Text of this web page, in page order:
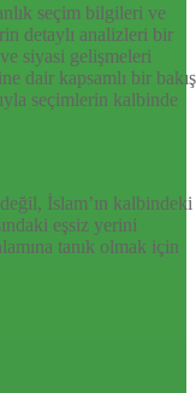
seçim bilgileri ve
detaylı analizleri bir
siyasi gelişmeleri
dair kapsamlı bir bakış
seçimlerin kalbinde
İslam’ın kalbindeki
eşsiz yerini
tanık olmak için